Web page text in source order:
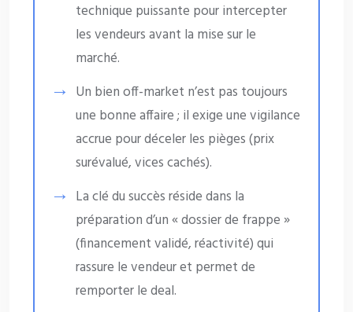
technique puissante pour intercepter
les vendeurs avant la mise sur le
marché.
Un bien off-market n’est pas toujours
une bonne affaire ; il exige une vigilance
accrue pour déceler les pièges (prix
surévalué, vices cachés).
La clé du succès réside dans la
préparation d’un « dossier de frappe »
(financement validé, réactivité) qui
rassure le vendeur et permet de
remporter le deal.